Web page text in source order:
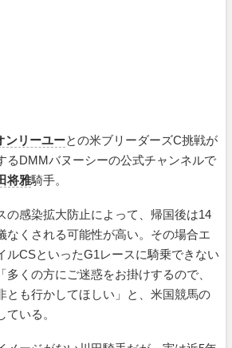
ンリーユーとの米ブリーダーズC挑戦が
るDMMバヌーシーの公式チャンネルで
将雅騎手。
感染拡大防止によって、帰国後は14
なくされる可能性が高い。その場合エ
ルCSといったG1レースに騎乗できない
多くの方にご迷惑をお掛けするので、
とも行かしてほしい」と、米国競馬の
いる。